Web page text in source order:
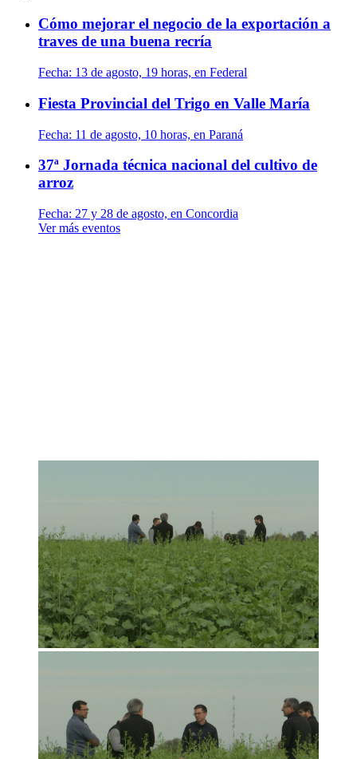
Cómo mejorar el negocio de la exportación a
traves de una buena recría
Fecha: 13 de agosto, 19 horas, en Federal
Fiesta Provincial del Trigo en Valle María
Fecha: 11 de agosto, 10 horas, en Paraná
37ª Jornada técnica nacional del cultivo de
arroz
Fecha: 27 y 28 de agosto, en Concordia
Ver más eventos